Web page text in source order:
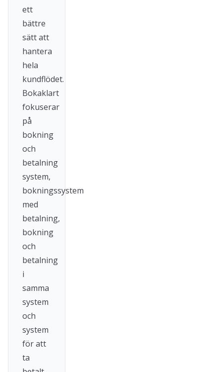
ett
bättre
sätt att
hantera
hela
kundflödet.
Bokaklart
fokuserar
på
bokning
och
betalning
system,
bokningssystem
med
betalning,
bokning
och
betalning
i
samma
system
och
system
för att
ta